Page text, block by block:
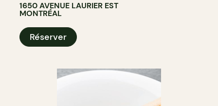
1650 AVENUE LAURIER EST
MONTRÉAL
Réserver